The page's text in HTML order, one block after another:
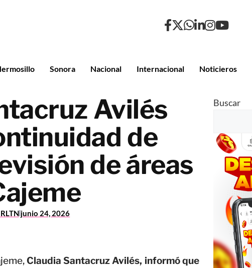
Sonora Nacional Internacional Noticieros
Avilés
de
de áreas
junio 24, 2026
Claudia Santacruz Avilés, informó que
Buscar